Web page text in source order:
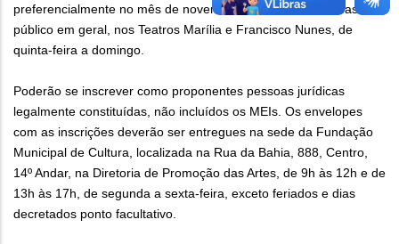
preferencialmente no mês de novembro de 2022, destinadas ao
público em geral, nos Teatros Marília e Francisco Nunes, de
quinta-feira a domingo.
Poderão se inscrever como proponentes pessoas jurídicas
legalmente constituídas, não incluídos os MEIs. Os envelopes
com as inscrições deverão ser entregues na sede da Fundação
Municipal de Cultura, localizada na Rua da Bahia, 888, Centro,
14º Andar, na Diretoria de Promoção das Artes, de 9h às 12h e de
13h às 17h, de segunda a sexta-feira, exceto feriados e dias
decretados ponto facultativo.